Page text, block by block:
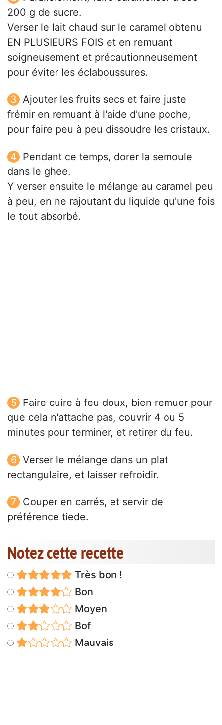
200 g de sucre.
Verser le lait chaud sur le caramel obtenu
EN PLUSIEURS FOIS et en remuant
soigneusement et précautionneusement
pour éviter les éclaboussures.
Ajouter les fruits secs et faire juste
frémir en remuant à l'aide d'une poche,
pour faire peu à peu dissoudre les cristaux.
Pendant ce temps, dorer la semoule
dans le ghee.
Y verser ensuite le mélange au caramel peu
à peu, en ne rajoutant du liquide qu'une fois
le tout absorbé.
Faire cuire à feu doux, bien remuer pour
que cela n'attache pas, couvrir 4 ou 5
minutes pour terminer, et retirer du feu.
Verser le mélange dans un plat
rectangulaire, et laisser refroidir.
Couper en carrés, et servir de
préférence tiede.
Notez cette recette
Très bon !
Bon
Moyen
Bof
Mauvais